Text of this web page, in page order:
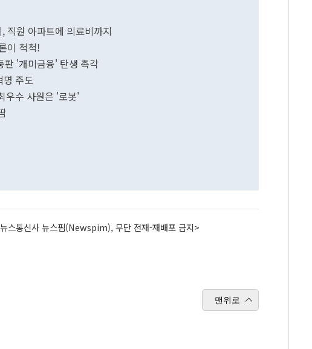
파격적 복지, 직원 아파트에 의료비까지
이 척척!
판 '개미금융' 탄생 촉각
명 주도
우수 사원은 '로봇'
스통신사 뉴스핌(Newspim), 무단 전재-재배포 금지>
맨위로